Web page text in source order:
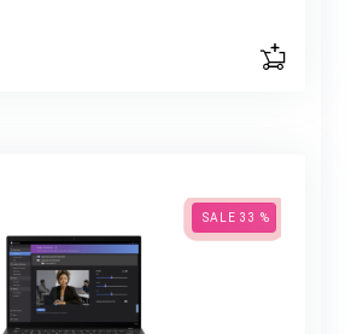
SALE 33 %